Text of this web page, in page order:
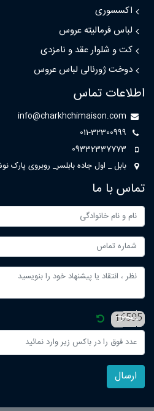
اکسسوری
لباس فرمالیته عروس
کت و شلوار عقد و نامزدی
دوخت ژورنالی لباس عروس
اطلاعات تماس
info@charkhchimaison.com
011-32300999
09332337773
بابل _ اول جاده بابلسر_ روبروی پارک
تماس با ما
ارسال